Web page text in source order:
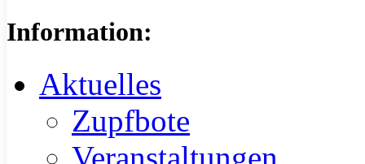
Information:
Aktuelles
Zupfbote
Veranstaltungen